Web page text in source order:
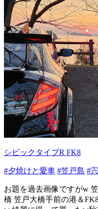
シビックタイプR FK8
#夕焼けと愛車 #笠戸島 #
お題を過去画像ですがw
橋 笠戸大橋手前の港＆